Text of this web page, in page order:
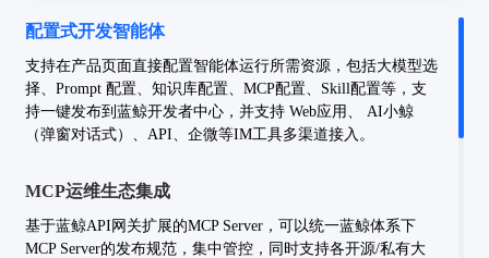
配置式开发智能体
支持在产品页面直接配置智能体运行所需资源，包括大模型选
择、Prompt 配置、知识库配置、MCP配置、Skill配置等，支
持一键发布到蓝鲸开发者中心，并支持 Web应用、 AI小鲸
（弹窗对话式）、API、企微等IM工具多渠道接入。
MCP运维生态集成
基于蓝鲸API网关扩展的MCP Server，可以统一蓝鲸体系下
MCP Server的发布规范，集中管控，同时支持各开源/私有大